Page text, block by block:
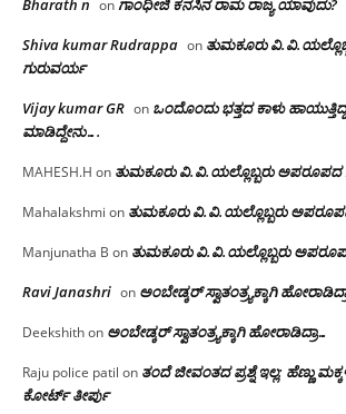
Bharath n onಗಾಂಧೀಜಿ ಕನಸಿನ ರಾಮ ರಾಜ್ಯ ಯಾವುದು?
Shiva kumar Rudrappa on ತುಮಕೂರು‌
ಗುರುವರ್ಯ
Vijay kumar GR on ಒಂದೊಂದು ಭತ್ತದ ಕಾಳು
ಮಾಡಿದ್ದೇನು….
MAHESH.H on ತುಮಕೂರು‌ ವಿ.ವಿ.ಯಲ್ಲೊಬ್ಬರು ಅಪರೂಪದ
Mahalakshmi on ತುಮಕೂರು‌ ವಿ.ವಿ.ಯಲ್ಲೊಬ್ಬರು
Manjunatha B on ತುಮಕೂರು‌ ವಿ.ವಿ.ಯಲ್ಲೊಬ್ಬರು
Ravi Janashri on ಅಂಬೇಡ್ಕರ್ ಸ್ವಾತಂತ್ರ್ಯಕ್ಕಾಗಿ
Deekshithon ಅಂಬೇಡ್ಕರ್ ಸ್ವಾತಂತ್ರ್ಯಕ್ಕಾಗಿ ಹೋರಾಡಿದ್ರಾ…
Raju police patil on ತಂದೆ ಜೀವಂತದ ಪ್ರಶ್ನೆ ಇಲ್ಲ: ಹೆಣ್ಣು
ಕೋರ್ಟ್ ತೀರ್ಪು